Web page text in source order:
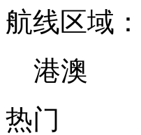
航线区域：
港澳
热门